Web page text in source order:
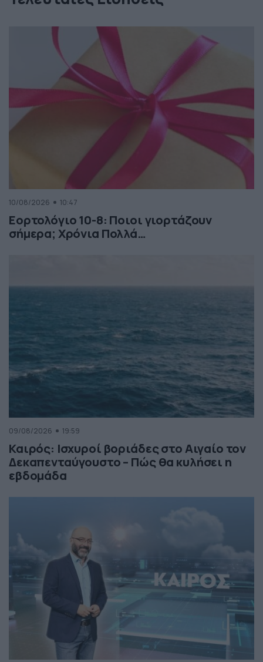
10/08/2026 10:47
Εορτολόγιο 10-8: Ποιοι γιορτάζουν
σήμερα; Χρόνια Πολλά…
09/08/2026 19:59
Καιρός: Ισχυροί βοριάδες στο Αιγαίο τον
Δεκαπενταύγουστο – Πώς θα κυλήσει η
εβδομάδα